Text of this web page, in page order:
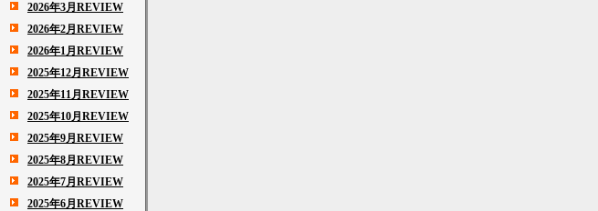
2026年3月REVIEW
2026年2月REVIEW
2026年1月REVIEW
2025年12月REVIEW
2025年11月REVIEW
2025年10月REVIEW
2025年9月REVIEW
2025年8月REVIEW
2025年7月REVIEW
2025年6月REVIEW